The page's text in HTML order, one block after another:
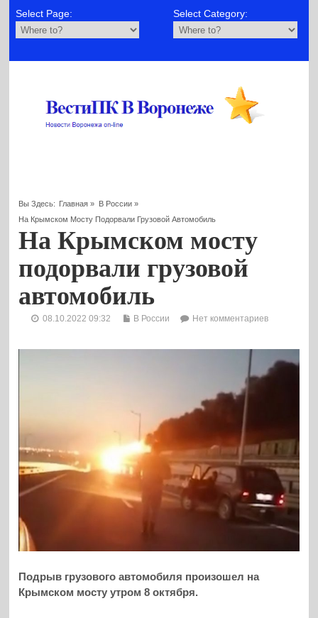
Select Page: Select Category:
Вы Здесь: Главная » В России»
На Крымском Мосту Подорвали Грузовой Автомобиль
На Крымском мосту
подорвали грузовой
автомобиль
08.10.2022 09:32 В России Нет комментариев
Подрыв грузового автомобиля произошел на
Крымском мосту утром 8 октября.